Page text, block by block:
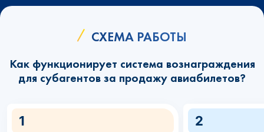
СХЕМА РАБОТЫ
Как функционирует система вознаграждения
для субагентов за продажу авиабилетов?
1 2